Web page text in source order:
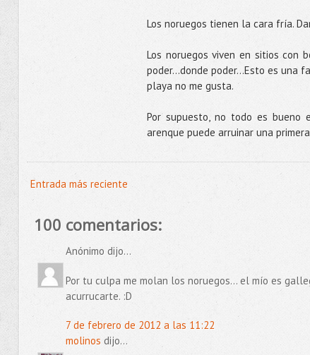
Los noruegos tienen la cara fría.
Los noruegos viven en sitios con
poder...donde poder…Esto es una
playa no me gusta.
Por supuesto, no todo es bueno
arenque puede arruinar una
Entrada más reciente
100 comentarios:
Anónimo dijo...
Por tu culpa me molan los noruegos... el mío es
acurrucarte. :D
7 de febrero de 2012 a las 11:22
molinos dijo...